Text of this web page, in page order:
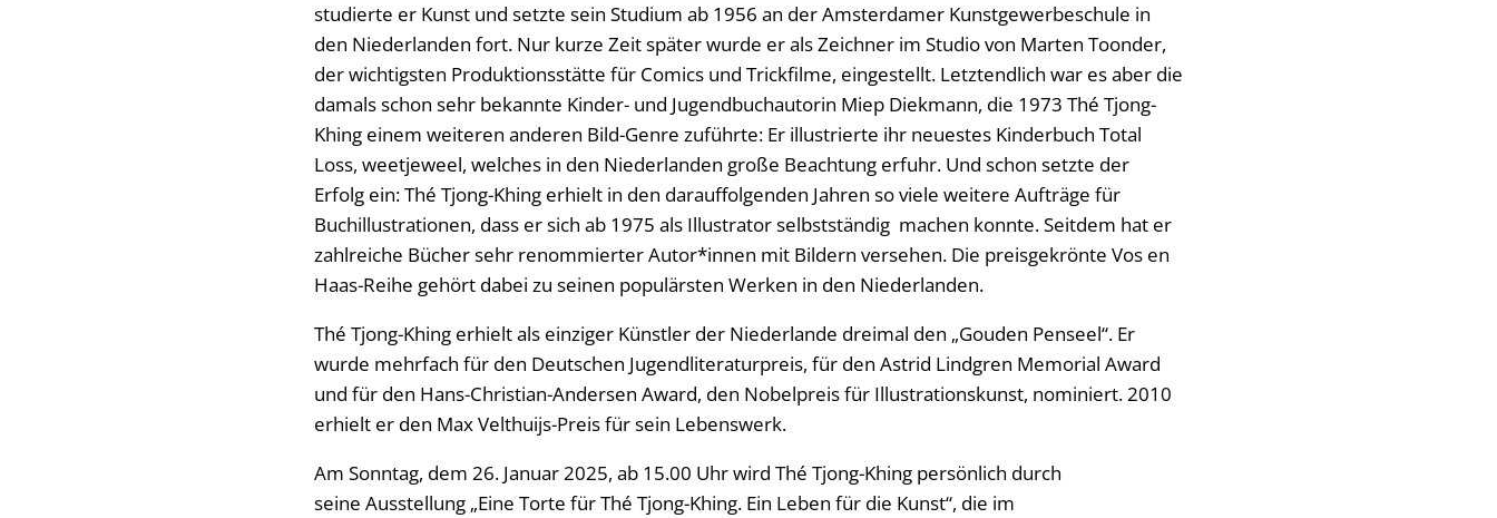
studierte er Kunst und setzte sein Studium ab 1956 an der Amsterdamer Kunstgewerbeschule in
den Niederlanden fort. Nur kurze Zeit später wurde er als Zeichner im Studio von Marten Toonder,
der wichtigsten Produktionsstätte für Comics und Trickfilme, eingestellt. Letztendlich war es aber die
damals schon sehr bekannte Kinder- und Jugendbuchautorin Miep Diekmann, die 1973 Thé Tjong-
Khing einem weiteren anderen Bild-Genre zuführte: Er illustrierte ihr neuestes Kinderbuch Total
Loss, weetjeweel, welches in den Niederlanden große Beachtung erfuhr. Und schon setzte der
Erfolg ein: Thé Tjong-Khing erhielt in den darauffolgenden Jahren so viele weitere Aufträge für
Buchillustrationen, dass er sich ab 1975 als Illustrator selbstständig machen konnte. Seitdem hat er
zahlreiche Bücher sehr renommierter Autor*innen mit Bildern versehen. Die preisgekrönte Vos en
Haas-Reihe gehört dabei zu seinen populärsten Werken in den Niederlanden.
Thé Tjong-Khing erhielt als einziger Künstler der Niederlande dreimal den „Gouden Penseel“. Er
wurde mehrfach für den Deutschen Jugendliteraturpreis, für den Astrid Lindgren Memorial Award
und für den Hans-Christian-Andersen Award, den Nobelpreis für Illustrationskunst, nominiert. 2010
erhielt er den Max Velthuijs-Preis für sein Lebenswerk.
Am Sonntag, dem 26. Januar 2025, ab 15.00 Uhr wird Thé Tjong-Khing persönlich durch
seine Ausstellung „Eine Torte für Thé Tjong-Khing. Ein Leben für die Kunst“, die im